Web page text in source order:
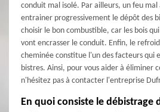
conduit mal isolé. Par ailleurs, un feu mal
entrainer progressivement le dépôt des
choisir le bon combustible, car les bois qui
vont encrasser le conduit. Enfin, le
cheminée constitue l'un des facteurs qui
bistres. Ainsi, pour vous aider à éliminer
n'hésitez pas à contacter l'entreprise
En quoi consiste le débistrage